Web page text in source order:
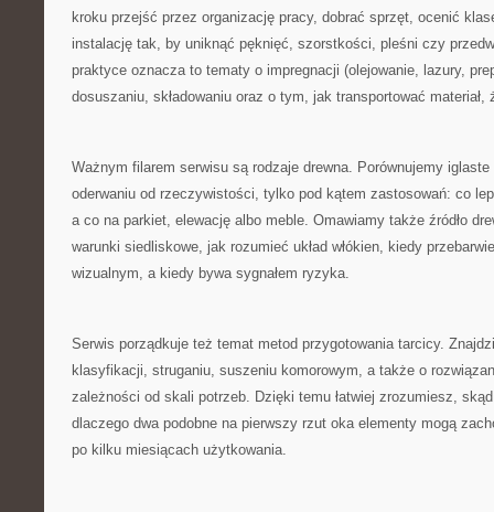
kroku przejść przez organizację pracy, dobrać sprzęt, ocenić
instalację tak, by uniknąć pęknięć, szorstkości, pleśni czy
praktyce oznacza to tematy o impregnacji (olejowanie, lazury,
dosuszaniu, składowaniu oraz o tym, jak transportować materiał,
Ważnym filarem serwisu są rodzaje drewna. Porównujemy
oderwaniu od rzeczywistości, tylko pod kątem zastosowań: co
a co na parkiet, elewację albo meble. Omawiamy także źródło
warunki siedliskowe, jak rozumieć układ włókien, kiedy
wizualnym, a kiedy bywa sygnałem ryzyka.
Serwis porządkuje też temat metod przygotowania tarcicy.
klasyfikacji, struganiu, suszeniu komorowym, a także o
zależności od skali potrzeb. Dzięki temu łatwiej zrozumiesz,
dlaczego dwa podobne na pierwszy rzut oka elementy mogą
po kilku miesiącach użytkowania.